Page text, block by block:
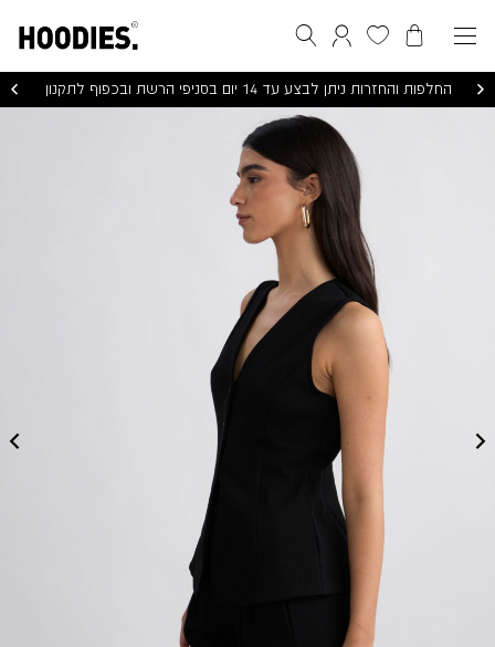
הסל שליהמועדפים שליהתחברות / הרשמה
חיפוש
החלפות והחזרות ניתן לבצע עד 14 יום בסניפי הרשת ובכפוף לתקנון
ATHENA
LONG
VEST